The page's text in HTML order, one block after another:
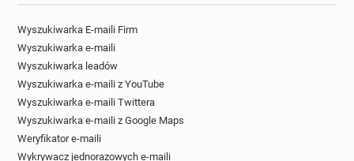
Wyszukiwarka E-maili Firm
Wyszukiwarka e-maili
Wyszukiwarka leadów
Wyszukiwarka e-maili z YouTube
Wyszukiwarka e-maili Twittera
Wyszukiwarka e-maili z Google Maps
Weryfikator e-maili
Wykrywacz jednorazowych e-maili